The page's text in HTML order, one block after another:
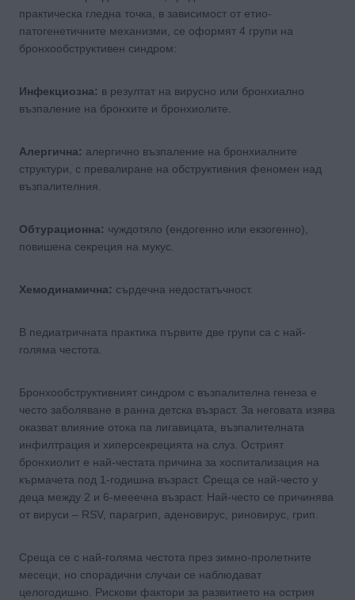
практическа гледна точка, в зависимост от етио-
патогенетичните механизми, се оформят 4 групи на
бронхообструктивен синдром:
Инфекциозна: в резултат на вирусно или бронхиално
възпаление на бронхите и бронхиолите.
Алергична: алергично възпаление на бронхиалните
структури, с превалиране на обструктивния феномен над
възпалителния.
Обтурационна: чуждотяло (ендогенно или екзогенно),
повишена секреция на мукус.
Хемодинамична: сърдечна недостатъчност.
В педиатричната практика първите две групи са с най-
голяма честота.
Бронхообструктивният синдром с възпалителна генеза е
често заболяване в ранна детска възраст. За неговата изява
оказват влияние отока па лигавицата, възпалителната
инфилтрация и хиперсекрецията на слуз. Острият
бронхиолит е най-честата причина за хоспитализация на
кърмачета под 1-годишна възраст. Среща се най-често у
деца между 2 и 6-мееечна възраст. Най-често се причинява
от вируси – RSV, парагрип, аденовирус, риновирус, грип.
Среща се с най-голяма честота през зимно-пролетните
месеци, но спорадични случаи се наблюдават
целогодишно. Рискови фактори за развитието на острия